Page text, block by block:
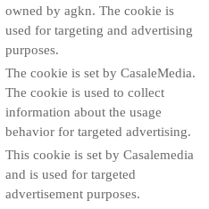
owned by agkn. The cookie is
used for targeting and advertising
purposes.
The cookie is set by CasaleMedia.
The cookie is used to collect
information about the usage
behavior for targeted advertising.
This cookie is set by Casalemedia
and is used for targeted
advertisement purposes.